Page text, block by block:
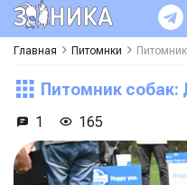
Главная Питомнки
Питомник
1 165